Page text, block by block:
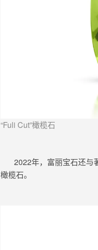
“Fuli Cut”橄榄石
2022年，富丽宝石还与
橄榄石。